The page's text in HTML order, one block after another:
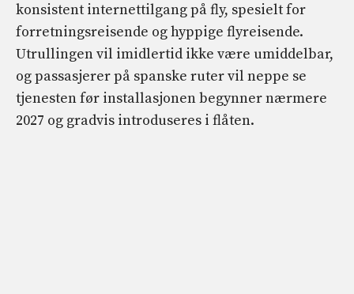
konsistent internettilgang på fly, spesielt for
forretningsreisende og hyppige flyreisende.
Utrullingen vil imidlertid ikke være umiddelbar,
og passasjerer på spanske ruter vil neppe se
tjenesten før installasjonen begynner nærmere
2027 og gradvis introduseres i flåten.